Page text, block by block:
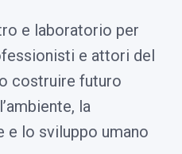
e laboratorio per
e attori del
costruire futuro
la
e lo sviluppo umano